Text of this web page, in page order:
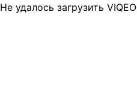
Не удалось загрузить VIQEO